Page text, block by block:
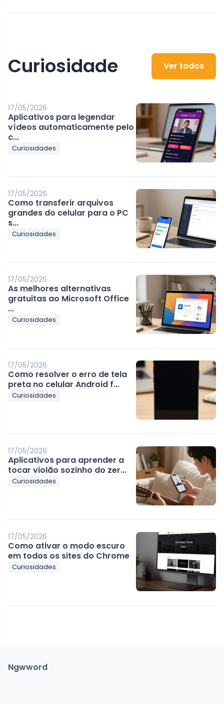
Curiosidade Ver todos
17/05/2026
Aplicativos para legendar
vídeos automaticamente pelo
c...
Curiosidades
17/05/2026
Como transferir arquivos
grandes do celular para o PC
s...
Curiosidades
17/05/2026
As melhores alternativas
gratuitas ao Microsoft Office
...
Curiosidades
17/05/2026
Como resolver o erro de tela
preta no celular Android f...
Curiosidades
17/05/2026
Aplicativos para aprender a
tocar violão sozinho do zer...
Curiosidades
17/05/2026
Como ativar o modo escuro
em todos os sites do Chrome
Curiosidades
Ngwword